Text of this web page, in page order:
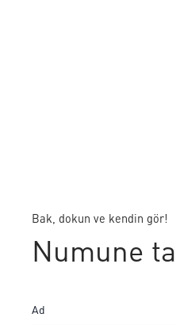
Bak, dokun ve kendin gör!
Numune
Ad